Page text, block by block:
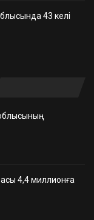
43 келі
4,4 миллионға